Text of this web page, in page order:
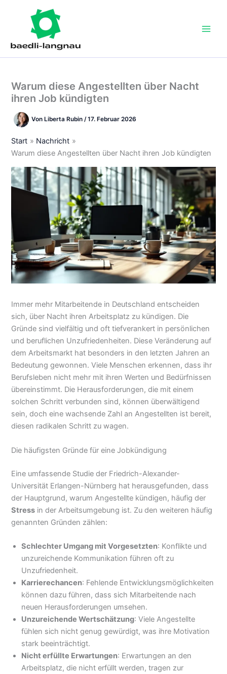
Warum diese Angestellten über Nacht
ihren Job kündigten
Von Liberta Rubin/17. Februar 2026
Start
Nachricht
Warum diese Angestellten über Nacht ihren Job kündigten
Immer mehr Mitarbeitende in Deutschland entscheiden
sich, über Nacht ihren Arbeitsplatz zu kündigen. Die
Gründe sind vielfältig und oft tiefverankert in persönlichen
und beruflichen Unzufriedenheiten. Diese Veränderung auf
dem Arbeitsmarkt hat besonders in den letzten Jahren an
Bedeutung gewonnen. Viele Menschen erkennen, dass ihr
Berufsleben nicht mehr mit ihren Werten und Bedürfnissen
übereinstimmt. Die Herausforderungen, die mit einem
solchen Schritt verbunden sind, können überwältigend
sein, doch eine wachsende Zahl an Angestellten ist bereit,
diesen radikalen Schritt zu wagen.
Die häufigsten Gründe für eine Jobkündigung
Eine umfassende Studie der Friedrich-Alexander-
Universität Erlangen-Nürnberg hat herausgefunden, dass
der Hauptgrund, warum Angestellte kündigen, häufig der
Stress in der Arbeitsumgebung ist. Zu den weiteren häufig
genannten Gründen zählen:
Schlechter Umgang mit Vorgesetzten: Konflikte und
unzureichende Kommunikation führen oft zu
Unzufriedenheit.
Karrierechancen: Fehlende Entwicklungsmöglichkeiten
können dazu führen, dass sich Mitarbeitende nach
neuen Herausforderungen umsehen.
Unzureichende Wertschätzung: Viele Angestellte
fühlen sich nicht genug gewürdigt, was ihre Motivation
stark beeinträchtigt.
Nicht erfüllte Erwartungen: Erwartungen an den
Arbeitsplatz, die nicht erfüllt werden, tragen zur